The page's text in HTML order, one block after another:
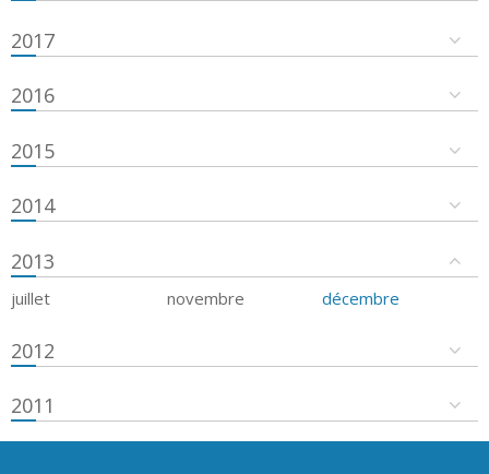
2017
2016
2015
2014
2013
juillet novembre décembre
2012
2011